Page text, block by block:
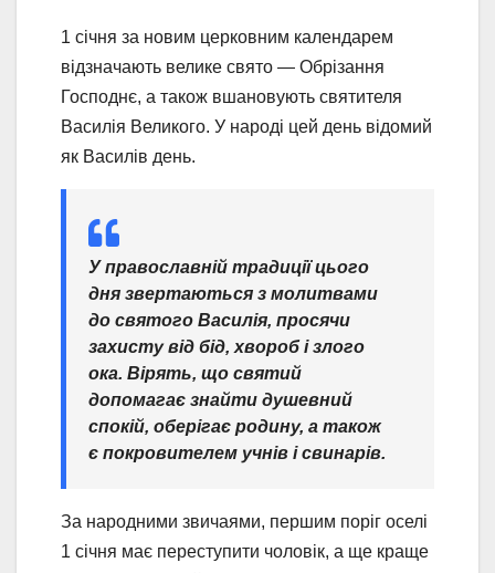
1 січня за новим церковним календарем
відзначають велике свято — Обрізання
Господнє, а також вшановують святителя
Василія Великого. У народі цей день відомий
як Василів день.
У православній традиції цього
дня звертаються з молитвами
до святого Василія, просячи
захисту від бід, хвороб і злого
ока. Вірять, що святий
допомагає знайти душевний
спокій, оберігає родину, а також
є покровителем учнів і свинарів.
За народними звичаями, першим поріг оселі
1 січня має переступити чоловік, а ще краще